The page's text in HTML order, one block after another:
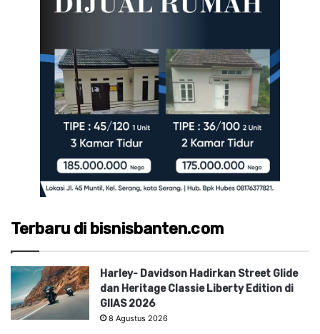
Terbaru di bisnisbanten.com
Harley- Davidson Hadirkan Street Glide
dan Heritage Classie Liberty Edition di
GIIAS 2026
8 Agustus 2026